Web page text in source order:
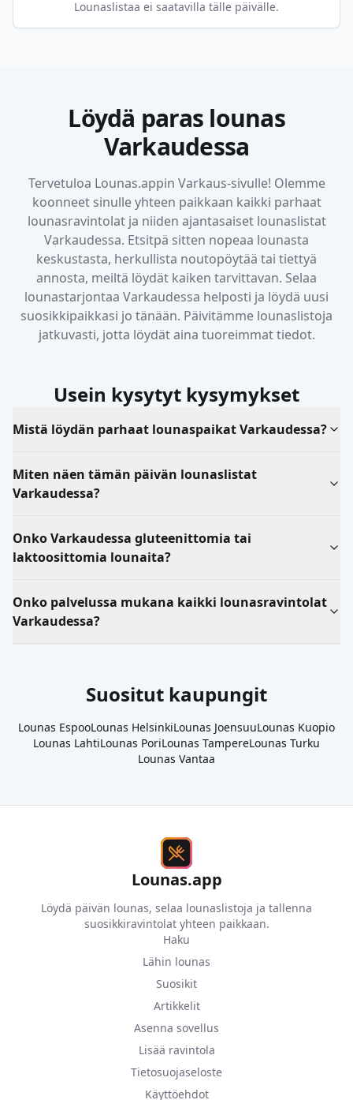
Lounaslistaa ei saatavilla tälle päivälle.
Löydä paras lounas
Varkaudessa
Tervetuloa Lounas.appin Varkaus-sivulle! Olemme
koonneet sinulle yhteen paikkaan kaikki parhaat
lounasravintolat ja niiden ajantasaiset lounaslistat
Varkaudessa. Etsitpä sitten nopeaa lounasta
keskustasta, herkullista noutopöytää tai tiettyä
annosta, meiltä löydät kaiken tarvittavan. Selaa
lounastarjontaa Varkaudessa helposti ja löydä uusi
suosikkipaikkasi jo tänään. Päivitämme lounaslistoja
jatkuvasti, jotta löydät aina tuoreimmat tiedot.
Usein kysytyt kysymykset
Mistä löydän parhaat lounaspaikat Varkaudessa?
Miten näen tämän päivän lounaslistat
Varkaudessa?
Onko Varkaudessa gluteenittomia tai
laktoosittomia lounaita?
Onko palvelussa mukana kaikki lounasravintolat
Varkaudessa?
Suositut kaupungit
Lounas EspooLounas HelsinkiLounas JoensuuLounas Kuopio
Lounas LahtiLounas PoriLounas TampereLounas Turku
Lounas Vantaa
Lounas.app
Löydä päivän lounas, selaa lounaslistoja ja tallenna
suosikkiravintolat yhteen paikkaan.
Haku
Lähin lounas
Suosikit
Artikkelit
Asenna sovellus
Lisää ravintola
Tietosuojaseloste
Käyttöehdot